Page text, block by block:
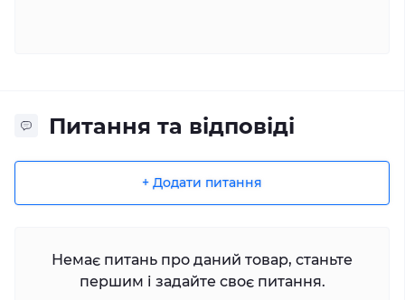
Питання та відповіді
+ Додати питання
Немає питань про даний товар, станьте
першим і задайте своє питання.